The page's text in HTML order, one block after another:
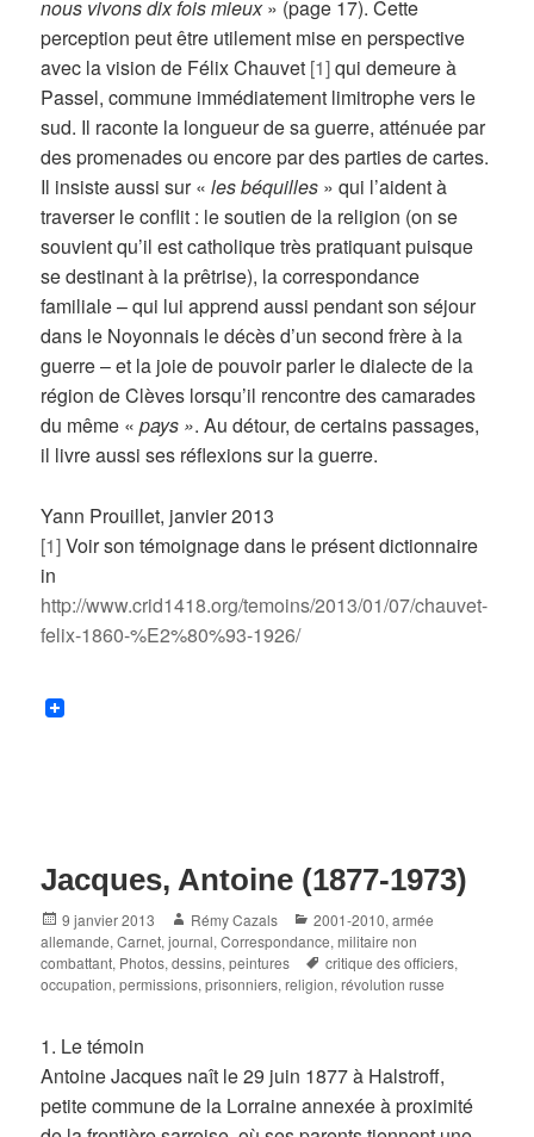
nous vivons dix fois mieux» (page 17). Cette
perception peut être utilement mise en perspective
avec la vision de Félix Chauvet [1]qui demeure à
Passel, commune immédiatement limitrophe vers le
sud. Il raconte la longueur de sa guerre, atténuée par
des promenades ou encore par des parties de cartes.
Il insiste aussi sur «les béquilles » qui l’aident à
traverser le conflit : le soutien de la religion (on se
souvient qu’il est catholique très pratiquant puisque
se destinant à la prêtrise), la correspondance
familiale – qui lui apprend aussi pendant son séjour
dans le Noyonnais le décès d’un second frère à la
guerre – et la joie de pouvoir parler le dialecte de la
région de Clèves lorsqu’il rencontre des camarades
du même «pays ». Au détour, de certains passages,
il livre aussi ses réflexions sur la guerre.
Yann Prouillet, janvier 2013
[1]Voir son témoignage dans le présent dictionnaire
in
http://www.crid1418.org/temoins/2013/01/07/chauvet-
felix-1860-%E2%80%93-1926/
Jacques, Antoine (1877-1973)
Posted
on
9 janvier 2013 Author
Rémy Cazals Categories
2001-2010,armée
allemande,Carnet, journal,Correspondance,militaire non
combattant, Photos, dessins, peintures Tags
critique des officiers,
occupation,permissions,prisonniers,religion,révolution russe
1. Le témoin
Antoine Jacques naît le 29 juin 1877 à Halstroff,
petite commune de la Lorraine annexée à proximité